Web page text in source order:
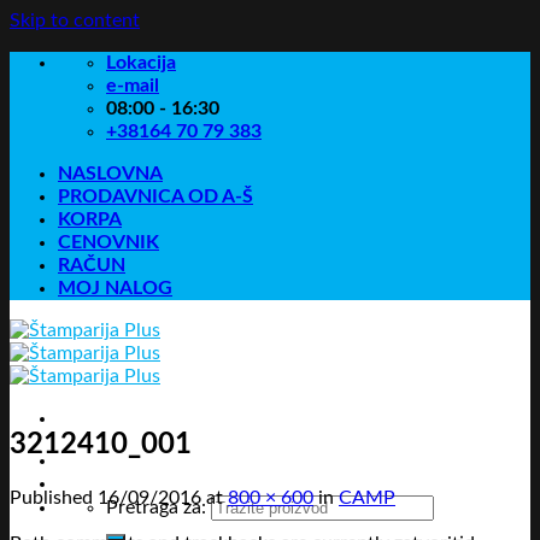
Skip to content
Lokacija
e-mail
08:00 - 16:30
+38164 70 79 383
NASLOVNA
PRODAVNICA OD A-Š
KORPA
CENOVNIK
RAČUN
MOJ NALOG
Pretraga za:
3212410_001
Published 16/09/2016 at800 × 600inCAMP